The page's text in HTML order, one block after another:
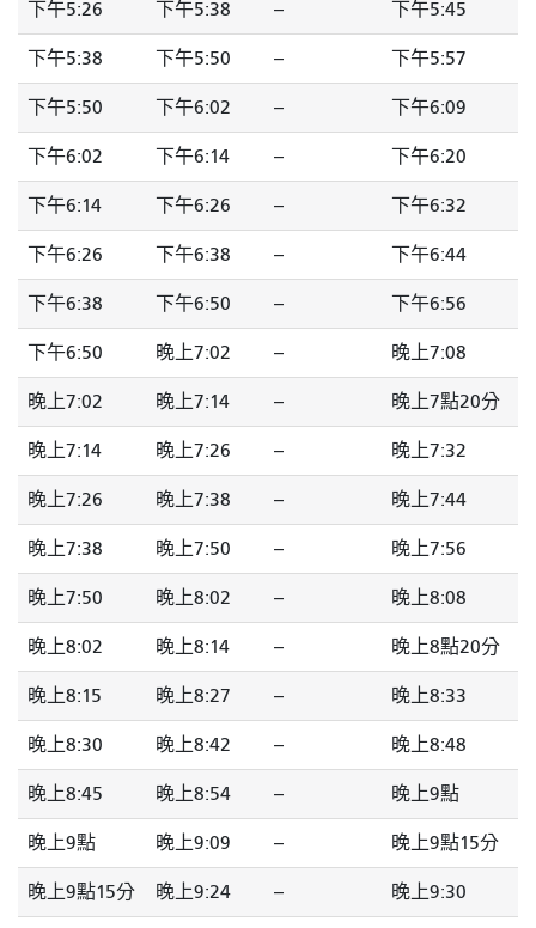
下午5:26 下午5:38 -- 下午5:45
下午5:38 下午5:50 -- 下午5:57
下午5:50 下午6:02 -- 下午6:09
下午6:02 下午6:14 -- 下午6:20
下午6:14 下午6:26 -- 下午6:32
下午6:26 下午6:38 -- 下午6:44
下午6:38 下午6:50 -- 下午6:56
下午6:50 晚上7:02 -- 晚上7:08
晚上7:02 晚上7:14 -- 晚上7點20分
晚上7:14 晚上7:26 -- 晚上7:32
晚上7:26 晚上7:38 -- 晚上7:44
晚上7:38 晚上7:50 -- 晚上7:56
晚上7:50 晚上8:02 -- 晚上8:08
晚上8:02 晚上8:14 -- 晚上8點20分
晚上8:15 晚上8:27 -- 晚上8:33
晚上8:30 晚上8:42 -- 晚上8:48
晚上8:45 晚上8:54 -- 晚上9點
晚上9點 晚上9:09 -- 晚上9點15分
晚上9點15分 晚上9:24 -- 晚上9:30